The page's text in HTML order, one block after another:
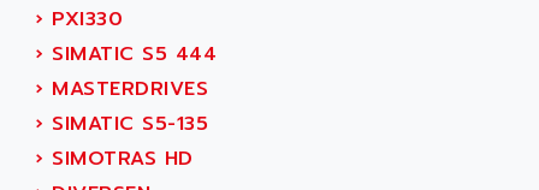
ADISCOM
ADITEC
ADL
ADL EUROTECH
ADLEE POWERTRONIC
› PXI330
› SIMATIC S5 444
› MASTERDRIVES
› SIMATIC S5-135
› SIMOTRAS HD